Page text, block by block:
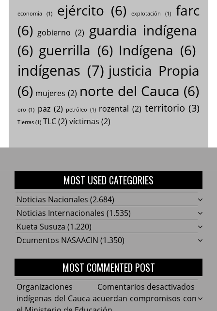
economía(1) ejército (6) explotación (1)
farc
(6) gobierno (2) guardia indígena
(6) guerrilla (6) Indígena (6)
indígenas (7) justicia Propia
(6) mujeres (2) norte del Cauca (6)
oro (1) paz (2) petróleo (1) rozental (2) territorio (3)
Tierras(1) TLC(2) víctimas (2)
MOST USED CATEGORIES
Noticias Nacionales (2.684)
Noticias Internacionales (1.535)
Kueta Susuza (1.220)
Dcumentos NASAACIN (1.350)
MOST COMMENTED POST
Comentarios desactivados
Organizaciones
indígenas del Cauca acuerdan compromisos con